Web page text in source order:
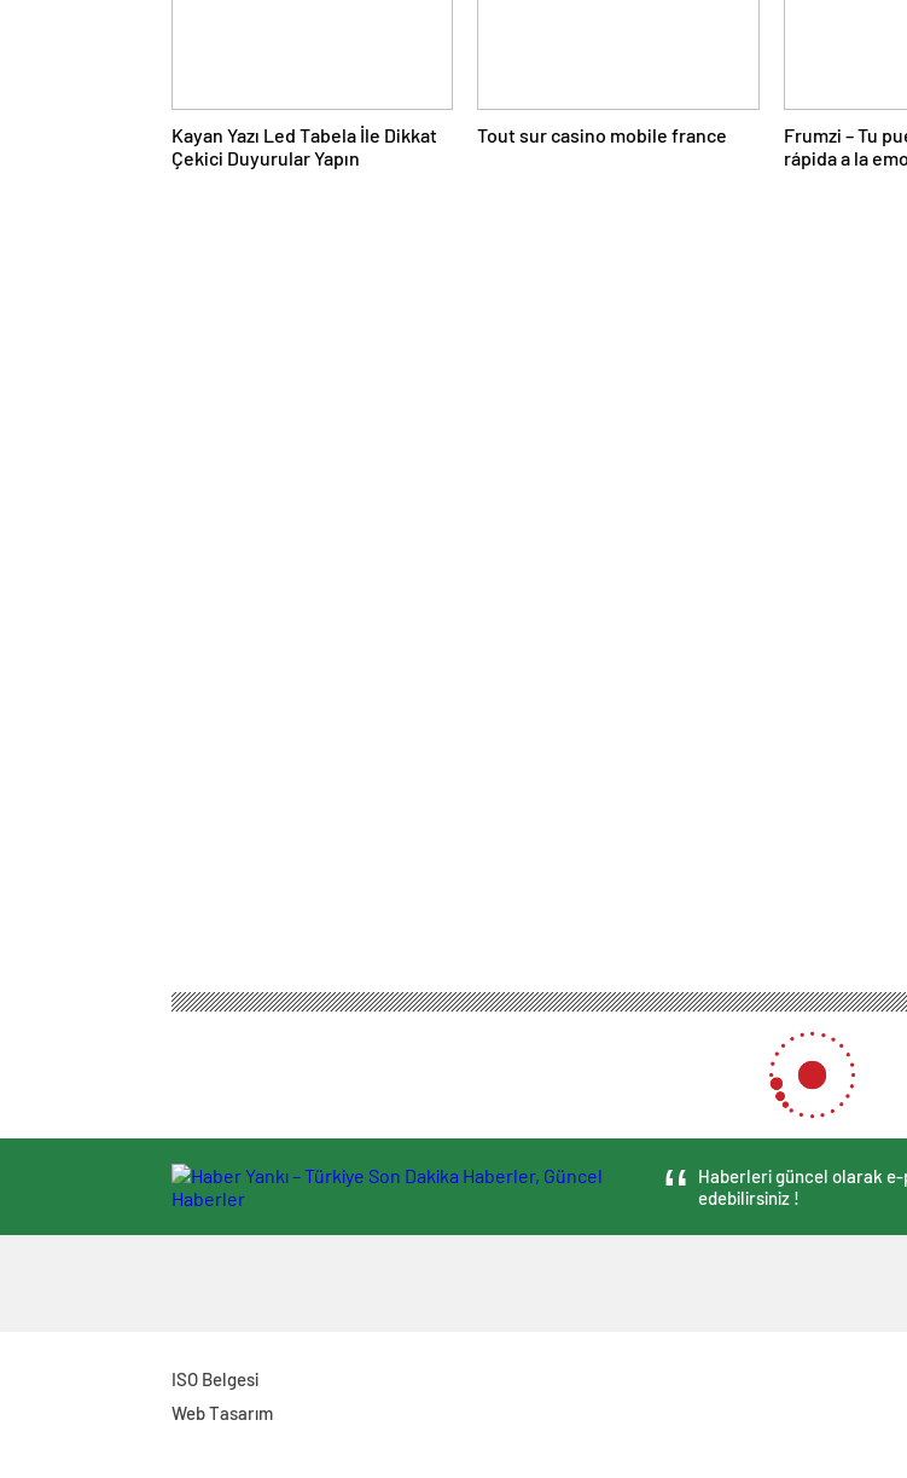
Kayan Yazı Led Tabela İle Dikkat
Çekici Duyurular Yapın
Tout sur casino mobile france
Frumzi – Tu
rápida a la
Haberleri güncel olarak e-
edebilirsiniz !
ISO Belgesi
Web Tasarım